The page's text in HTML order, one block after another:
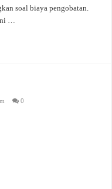
soal biaya pengobatan.
…
0